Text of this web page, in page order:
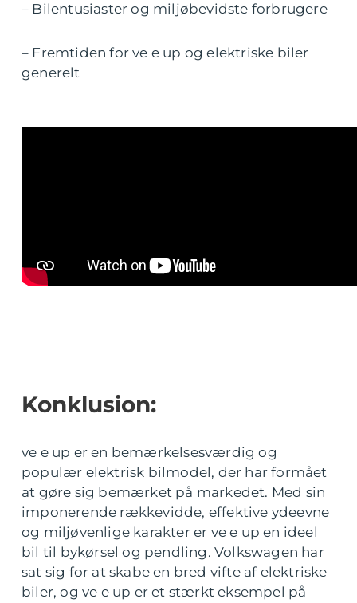
– Bilentusiaster og miljøbevidste forbrugere
– Fremtiden for ve e up og elektriske biler
generelt
Konklusion:
ve e up er en bemærkelsesværdig og
populær elektrisk bilmodel, der har formået
at gøre sig bemærket på markedet. Med sin
imponerende rækkevidde, effektive ydeevne
og miljøvenlige karakter er ve e up en ideel
bil til bykørsel og pendling. Volkswagen har
sat sig for at skabe en bred vifte af elektriske
biler, og ve e up er et stærkt eksempel på